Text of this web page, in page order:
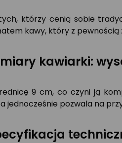
którzy cenią sobie
kawy, który z pewnością
kawiarki:
9 cm, co czyni ją
jednocześnie pozwala na